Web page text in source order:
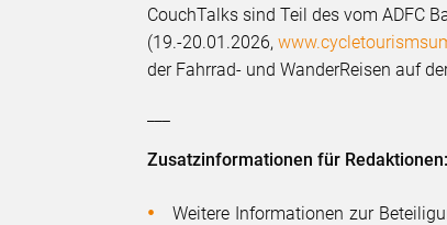
CouchTalks sind Teil des vom ADFC
(19.-20.01.2026,
der Fahrrad- und WanderReisen auf
Zusatzinformationen für Redaktionen:
Weitere Informationen zur